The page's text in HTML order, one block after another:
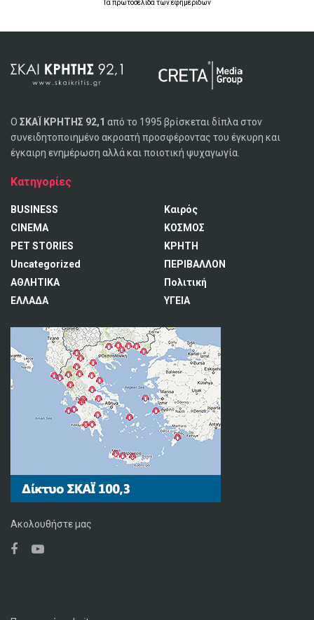
Τα πρωτοσέλιδα τωνεφημερίδων
Ο ΣΚΑΪ ΚΡΗΤΗΣ 92,1 από το 1995 βρίσκεται δίπλα στον
συνειδητοποιημένο ακροατή προσφέροντας του έγκυρη και
έγκαιρη ενημέρωση αλλά και ποιοτική ψυχαγωγία.
Κατηγορίες
BUSINESS
CINEMA
PET STORIES
Uncategorized
ΑΘΛΗΤΙΚΑ
ΕΛΛΑΔΑ
Καιρός
ΚΟΣΜΟΣ
ΚΡΗΤΗ
ΠΕΡΙΒΑΛΛΟΝ
Πολιτική
ΥΓΕΙΑ
Ακολουθήστε μας